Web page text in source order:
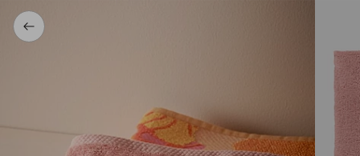
Takaisin